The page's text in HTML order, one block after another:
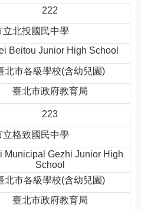
222
立北投國民中學
Beitou Junior High School
北市各級學校(含幼兒園)
臺北市政府教育局
223
立格致國民中學
Municipal Gezhi Junior High
School
北市各級學校(含幼兒園)
臺北市政府教育局